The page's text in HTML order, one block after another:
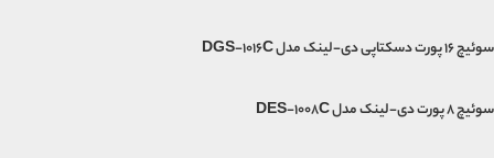
سوئیچ 16 پورت دسکتاپی دی-لینک مدل DGS-1016C
سوئیچ 8 پورت دی-لینک مدل DES-1008C